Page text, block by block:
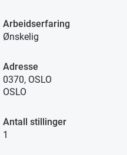
Arbeidserfaring
Ønskelig
Adresse
0370, OSLO
OSLO
Antall stillinger
1